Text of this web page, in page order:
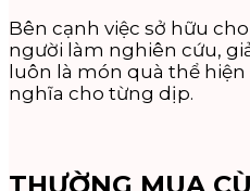
Bên cạnh việc sở hữu
người làm nghiên cứu,
luôn là món quà thể
nghĩa cho từng dịp.